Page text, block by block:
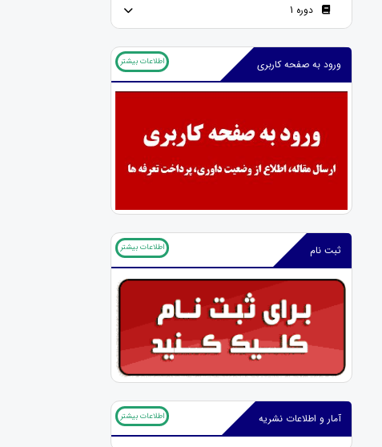
دوره 1
ورود به صفحه کاربری اطلاعات بیشتر
ثبت نام اطلاعات بیشتر
آمار و اطلاعات نشریه اطلاعات بیشتر